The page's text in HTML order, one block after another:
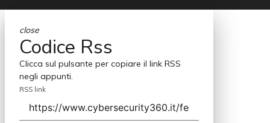
close
Codice Rss
Clicca sul pulsante per copiare il link RSS
negli appunti.
RSS link